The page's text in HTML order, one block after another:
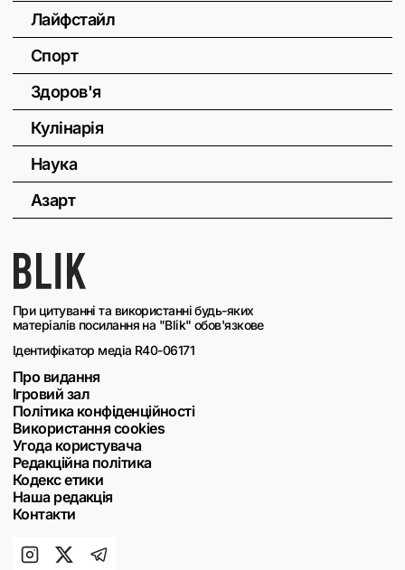
При цитуванні та використанні будь-яких
матеріалів посилання на "Blik" обов'язкове
Ідентифікатор медіа R40-06171
Про видання
Ігровий зал
Політика конфіденційності
Використання cookies
Угода користувача
Редакційна політика
Кодекс етики
Наша редакція
Контакти
Лайфстайл
Спорт
Здоров'я
Кулінарія
Наука
Азарт